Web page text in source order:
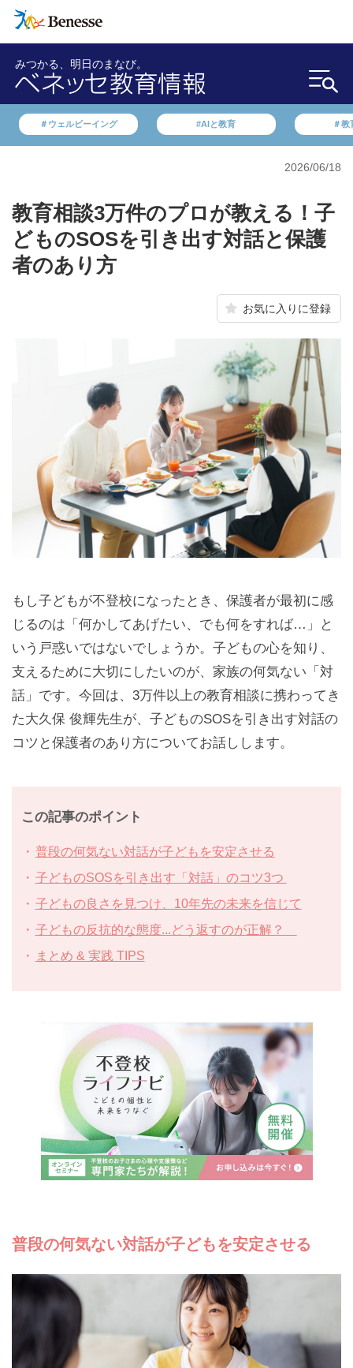
みつかる、明日のまなび。
＃ウェルビーイング #AIと教育 ＃教
2026/06/18
教育相談3万件のプロが教える！子
どものSOSを引き出す対話と保護
者のあり方
お気に入りに登録
もし子どもが不登校になったとき、保護者が最初に感
じるのは「何かしてあげたい、でも何をすれば…」と
いう戸惑いではないでしょうか。子どもの心を知り、
支えるために大切にしたいのが、家族の何気ない「対
話」です。今回は、3万件以上の教育相談に携わってき
た大久保 俊輝先生が、子どものSOSを引き出す対話の
コツと保護者のあり方についてお話しします。
この記事のポイント
普段の何気ない対話が子どもを安定させる
子どものSOSを引き出す「対話」のコツ3つ
子どもの良さを見つけ、10年先の未来を信じて
子どもの反抗的な態度...どう返すのが正解？
まとめ & 実践 TIPS
普段の何気ない対話が子どもを安定させる